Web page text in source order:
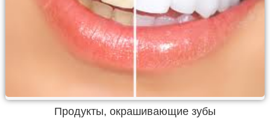
Продукты, окрашивающие зубы